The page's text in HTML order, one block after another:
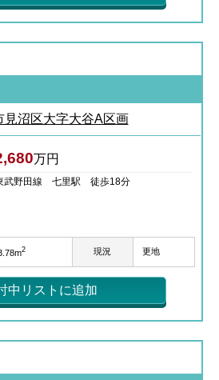
見沼区大字大谷A区画
万円
武野田線 七里駅 徒歩18分
2 現況 更地
中リストに追加